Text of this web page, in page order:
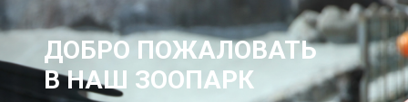
ДОБРО ПОЖАЛОВАТЬ
В НАШ ЗООПАРК